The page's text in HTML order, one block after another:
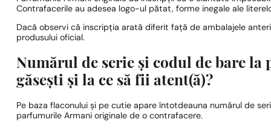
Contrafacerile au adesea logo-ul pătat, forme inegale ale
Dacă observi că inscripția arată diferit față de ambalajele
produsului oficial.
Numărul de serie și codul de bare
găsești și la ce să fii atent(ă)?
Pe baza flaconului și pe cutie apare întotdeauna numărul de
parfumurile Armani originale de o contrafacere.